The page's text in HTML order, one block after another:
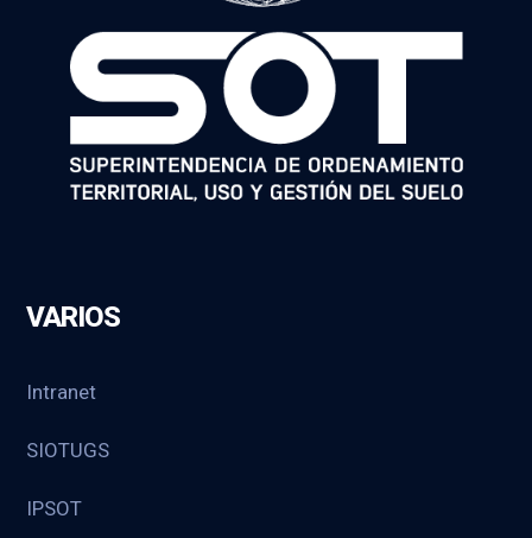
VARIOS
Intranet
SIOTUGS
IPSOT